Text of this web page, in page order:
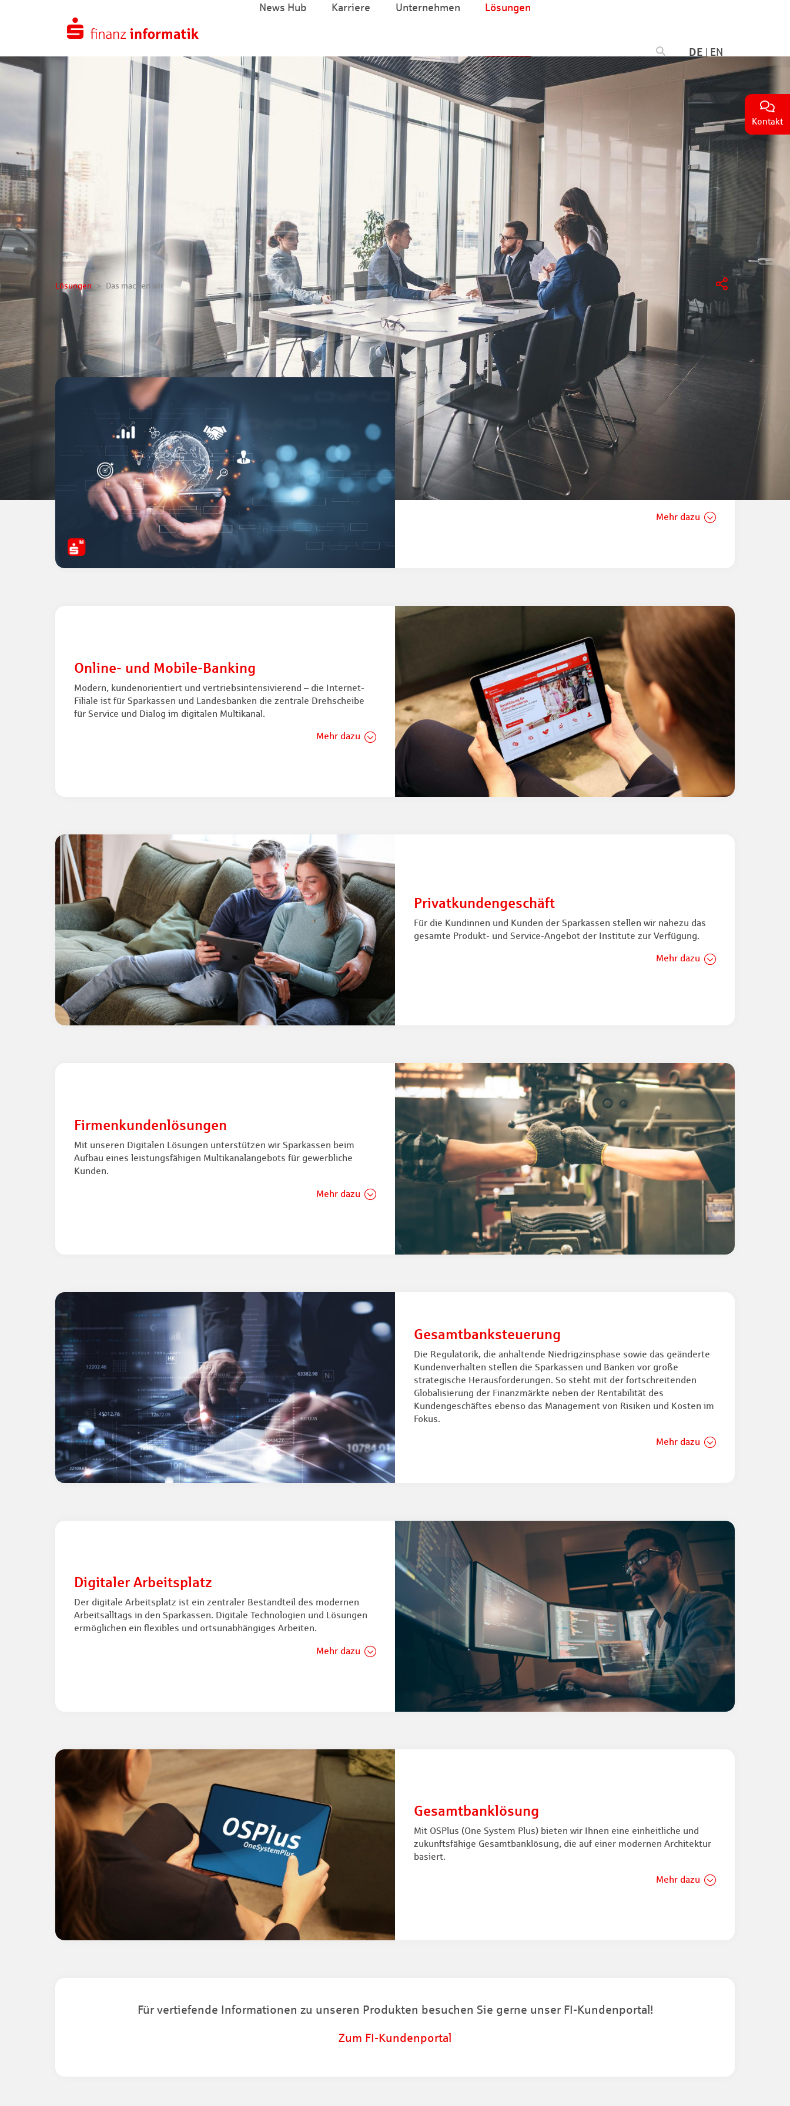
Kontakt
News Hub Karriere Unternehmen Lösungen
DE | EN
Lösungen Das machen wir
Das machen wir
Der S-KIPilot: Ihr digitaler Assistent für den
Sparkassen-Alltag
Der S-KIPilot entlastet Ihre Mitarbeitenden spürbar – ob bei der
Prozessbeschleunigung oder der schnellen Beantwortung
unterschiedlichster Fragen.
Mehr dazu
Online- und Mobile-Banking
Modern, kundenorientiert und vertriebsintensivierend – die Internet-
Filiale ist für Sparkassen und Landesbanken die zentrale Drehscheibe
für Service und Dialog im digitalen Multikanal.
Mehr dazu
Privatkundengeschäft
Für die Kundinnen und Kunden der Sparkassen stellen wir nahezu das
gesamte Produkt- und Service-Angebot der Institute zur Verfügung.
Mehr dazu
Firmenkundenlösungen
Mit unseren Digitalen Lösungen unterstützen wir Sparkassen beim
Aufbau eines leistungsfähigen Multikanalangebots für gewerbliche
Kunden.
Mehr dazu
Gesamtbanksteuerung
Die Regulatorik, die anhaltende Niedrigzinsphase sowie das geänderte
Kundenverhalten stellen die Sparkassen und Banken vor große
strategische Herausforderungen. So steht mit der fortschreitenden
Globalisierung der Finanzmärkte neben der Rentabilität des
Kundengeschäftes ebenso das Management von Risiken und Kosten im
Fokus.
Mehr dazu
Digitaler Arbeitsplatz
Der digitale Arbeitsplatz ist ein zentraler Bestandteil des modernen
Arbeitsalltags in den Sparkassen. Digitale Technologien und Lösungen
ermöglichen ein flexibles und ortsunabhängiges Arbeiten.
Mehr dazu
Gesamtbanklösung
Mit OSPlus (One System Plus) bieten wir Ihnen eine einheitliche und
zukunftsfähige Gesamtbanklösung, die auf einer modernen Architektur
basiert.
Mehr dazu
Für vertiefende Informationen zu unseren Produkten besuchen Sie gerne unser FI-Kundenportal!
Zum FI-Kundenportal